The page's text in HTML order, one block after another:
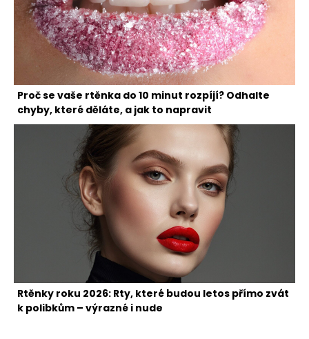
Proč se vaše rtěnka do 10 minut rozpíjí? Odhalte
chyby, které děláte, a jak to napravit
Rtěnky roku 2026: Rty, které budou letos přímo zvát
k polibkům – výrazné i nude